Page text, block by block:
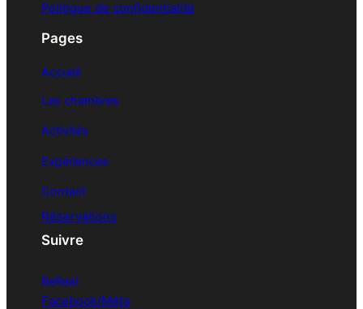
Politique de confidentialité
Pages
Accueil
Les chambres
Activités
Expériences
Contact
Réservations
Suivre
BeReal
Facebook/Méta